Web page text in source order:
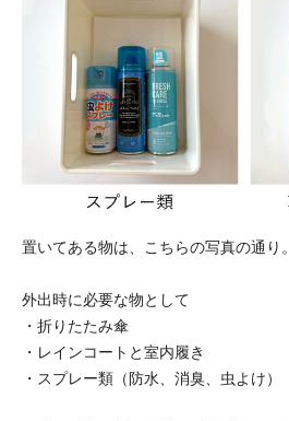
置いてある物は、こちらの写真の通り。
外出時に必要な物として
・折りたたみ傘
・レインコートと室内履き
・スプレー類（防水、消臭、虫よけ）